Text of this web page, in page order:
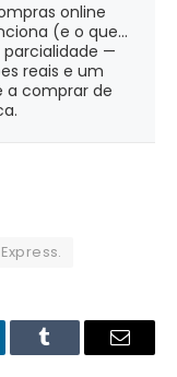
online
(e o que...
parcialidade —
reais e um
a comprar de
Tumblr Email